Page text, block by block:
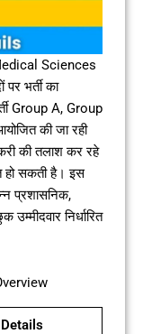
Sciences
भर्ती का
Group A, Group
की जा रही
की तलाश कर रहे
हो सकती है। इस
प्रशासनिक,
निर्धारित
Details